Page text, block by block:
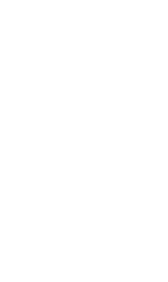
НШ на
техники